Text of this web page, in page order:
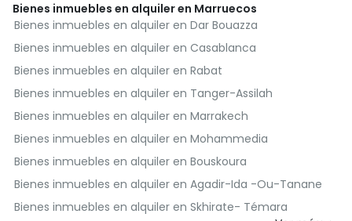
Bienes inmuebles en venta en Fès
Bienes inmuebles en venta en Benslimane
Bienes inmuebles en venta en Al Haouz
Bienes inmuebles en venta en Moulay Yacoub
Bienes inmuebles en venta en Nador
Bienes inmuebles en venta en Salé
Bienes inmuebles en venta en Sefrou
Bienes inmuebles en venta en Berrechid
Bienes inmuebles en venta en Essaouira
Bienes inmuebles en alquiler en Marruecos
Bienes inmuebles en alquiler en Dar Bouazza
Bienes inmuebles en alquiler en Casablanca
Bienes inmuebles en alquiler en Rabat
Bienes inmuebles en alquiler en Tanger-Assilah
Bienes inmuebles en alquiler en Marrakech
Bienes inmuebles en alquiler en Mohammedia
Bienes inmuebles en alquiler en Bouskoura
Bienes inmuebles en alquiler en Agadir-Ida -Ou-Tanane
Bienes inmuebles en alquiler en Skhirate- Témara